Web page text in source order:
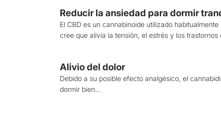
Reducir la ansiedad para dormir
El CBD es un cannabinoide utilizado
cree que alivia la tensión, el estrés y los trastornos
Alivio del dolor
Debido a su posible efecto analgésico, el
dormir bien...